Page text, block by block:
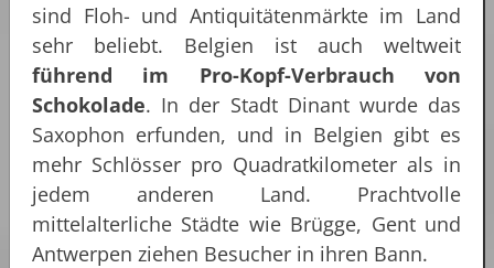
sind Floh- und Antiquitätenmärkte im Land
sehr beliebt. Belgien ist auch weltweit
führend im Pro-Kopf-Verbrauch von
Schokolade. In der Stadt Dinant wurde das
Saxophon erfunden, und in Belgien gibt es
mehr Schlösser pro Quadratkilometer als in
jedem anderen Land. Prachtvolle
mittelalterliche Städte wie Brügge, Gent und
Antwerpen ziehen Besucher in ihren Bann.